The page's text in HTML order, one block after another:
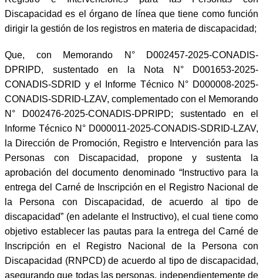
Discapacidad es el órgano de línea que tiene como función
dirigir la gestión de los registros en materia de discapacidad;
Que, con Memorando N° D002457-2025-CONADIS-
DPRIPD, sustentado en la Nota N° D001653-2025-
CONADIS-SDRID y el Informe Técnico N° D000008-2025-
CONADIS-SDRID-LZAV, complementado con el Memorando
N° D002476-2025-CONADIS-DPRIPD; sustentado en el
Informe Técnico N° D000011-2025-CONADIS-SDRID-LZAV,
la Dirección de Promoción, Registro e Intervención para las
Personas con Discapacidad, propone y sustenta la
aprobación del documento denominado “Instructivo para la
entrega del Carné de Inscripción en el Registro Nacional de
la Persona con Discapacidad, de acuerdo al tipo de
discapacidad” (en adelante el Instructivo), el cual tiene como
objetivo establecer las pautas para la entrega del Carné de
Inscripción en el Registro Nacional de la Persona con
Discapacidad (RNPCD) de acuerdo al tipo de discapacidad,
asegurando que todas las personas, independientemente de